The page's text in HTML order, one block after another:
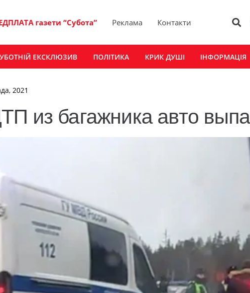
газети “Субота” Реклама Контакти
ЕКСКЛЮЗИВ ПОЛІТИКА КРИК ДУШІ ІНФОРМАЦІЯ
2021
из багажника авто